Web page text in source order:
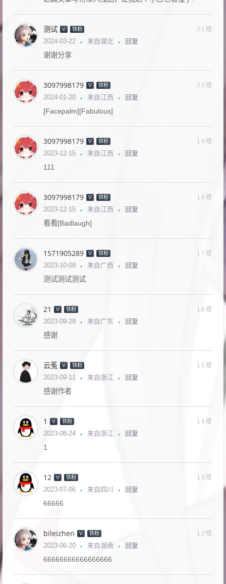
测试 V 铁粉 21楼
2024-03-22 来自湖北 回复
谢谢分享
3097998179 V 铁粉 20楼
2024-01-20 来自江西 回复
[Facepalm][Fabulous]
3097998179 V 铁粉 19楼
2023-12-15 来自江西 回复
111
3097998179 V 铁粉 18楼
2023-12-15 来自江西 回复
看看[Badlaugh]
1571905289 V 铁粉 17楼
2023-10-09 来自广西 回复
测试测试测试
21 V 铁粉 16楼
2023-09-29 来自广东 回复
感谢
云菟 V 铁粉 15楼
2023-09-11 来自浙江 回复
感谢作者
1 V 铁粉 14楼
2023-08-24 来自浙江 回复
1
12 V 铁粉 13楼
2023-07-06 来自四川 回复
66666
bileizhen V 铁粉 12楼
2023-06-20 来自湖南 回复
66666666666666666